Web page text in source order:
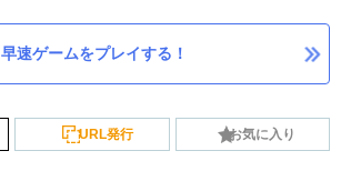
早速ゲームをプレイする！
URL発行 お気に入り